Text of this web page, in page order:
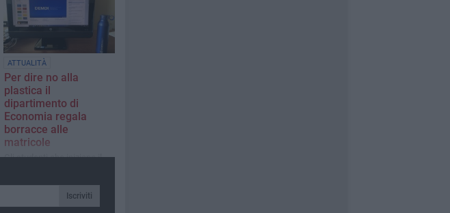
ATTUALITÀ
Per dire no alla
plastica il
dipartimento di
Economia regala
borracce alle
matricole
Gli studenti che iniziano il
incontri di benvenuto, ecco
come averla per chi non è
Iscriviti